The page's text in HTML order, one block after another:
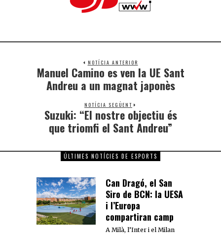
NOTÍCIA ANTERIOR
Manuel Camino es ven la UE Sant
Andreu a un magnat japonès
NOTÍCIA SEGÜENT
Suzuki: “El nostre objectiu és
que triomfi el Sant Andreu”
ÚLTIMES NOTÍCIES DE ESPORTS
Can Dragó, el San
Siro de BCN: la UESA
i l’Europa
compartiran camp
A Milà, l’Inter i el Milan